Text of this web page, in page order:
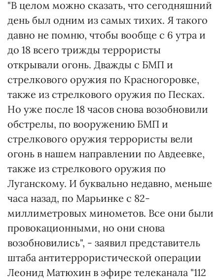
"В целом можно сказать, что сегодняшний
день был одним из самых тихих. Я такого
давно не помню, чтобы вообще с 6 утра и
до 18 всего трижды террористы
открывали огонь. Дважды с БМП и
стрелкового оружия по Красногоровке,
также из стрелкового оружия по Песках.
Но уже после 18 часов снова возобновили
обстрелы, по вооружению БМП и
стрелкового оружия террористы вели
огонь в нашем направлении по Авдеевке,
также из стрелкового оружия по
Луганскому. И буквально недавно, меньше
часа назад, по Марьинке с 82-
миллиметровых минометов. Все они были
провокационными, но они снова
возобновились", - заявил представитель
штаба антитеррористической операции
Леонид Матюхин в эфире телеканала "112